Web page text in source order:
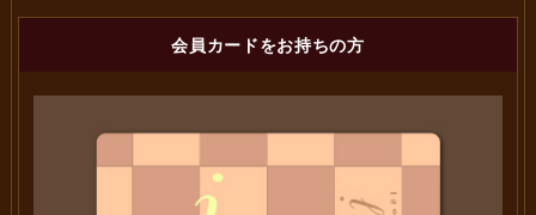
会員カードをお持ちの方